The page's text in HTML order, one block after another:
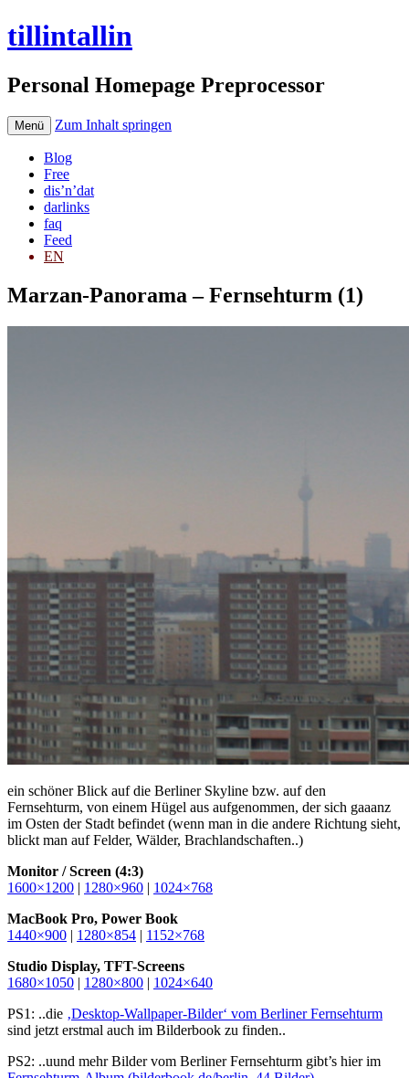
tillintallin
Personal Homepage Preprocessor
Menü Zum Inhalt springen
Blog
Free
dis’n’dat
darlinks
faq
Feed
EN
Marzan-Panorama – Fernsehturm (1)
ein schöner Blick auf die Berliner Skyline bzw. auf den
Fernsehturm, von einem Hügel aus aufgenommen, der sich gaaanz
im Osten der Stadt befindet (wenn man in die andere Richtung sieht,
blickt man auf Felder, Wälder, Brachlandschaften..)
Monitor / Screen (4:3)
1600×1200 | 1280×960 | 1024×768
MacBook Pro, Power Book
1440×900 | 1280×854 | 1152×768
Studio Display, TFT-Screens
1680×1050 | 1280×800 | 1024×640
PS1: ..die ‚Desktop-Wallpaper-Bilder‘ vom Berliner Fernsehturm
sind jetzt erstmal auch im Bilderbook zu finden..
PS2: ..uund mehr Bilder vom Berliner Fernsehturm gibt’s hier im